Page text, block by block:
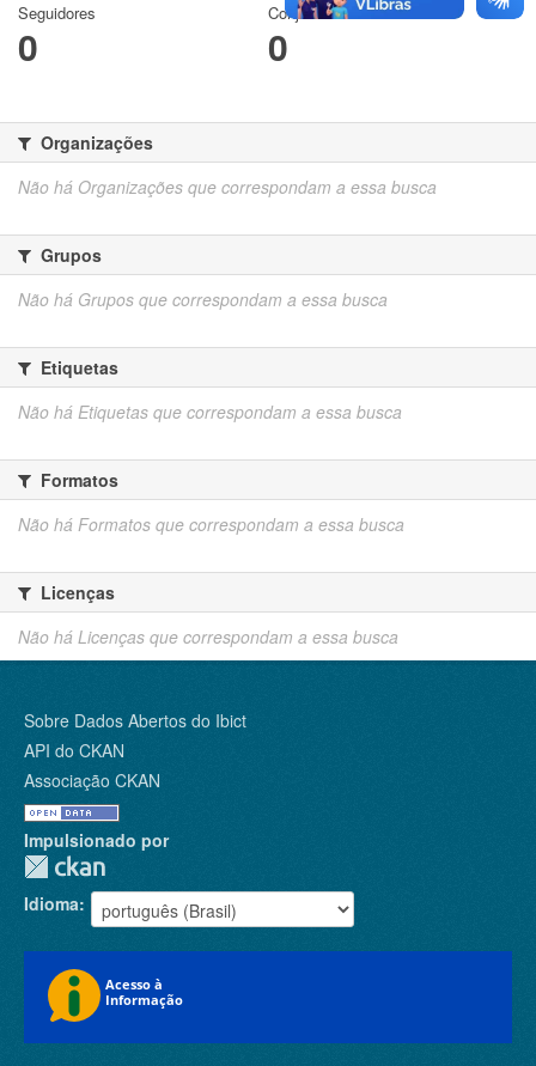
Seguidores
0
Conjuntos de dados
0
Organizações
Não há Organizações que correspondam a essa busca
Grupos
Não há Grupos que correspondam a essa busca
Etiquetas
Não há Etiquetas que correspondam a essa busca
Formatos
Não há Formatos que correspondam a essa busca
Licenças
Não há Licenças que correspondam a essa busca
Sobre Dados Abertos do Ibict
API do CKAN
Associação CKAN
Impulsionado por
Idioma